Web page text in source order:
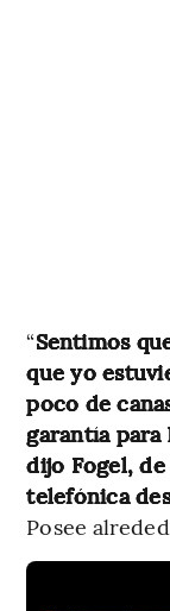
“Sentimos
que yo
poco de
garantía para
dijo Fogel,
telefónica
Posee